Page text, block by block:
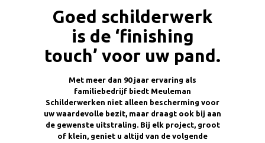
Goed schilderwerk
is de ‘finishing
touch’ voor uw pand.
Met meer dan 90 jaar ervaring als
familiebedrijf biedt Meuleman
Schilderwerken niet alleen bescherming voor
uw waardevolle bezit, maar draagt ook bij aan
de gewenste uitstraling. Bij elk project, groot
of klein, geniet u altijd van de volgende